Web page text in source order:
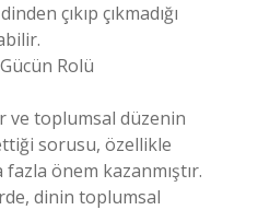
çıkıp çıkmadığı
Rolü
ve toplumsal düzenin
sorusu, özellikle
önem kazanmıştır.
dinin toplumsal